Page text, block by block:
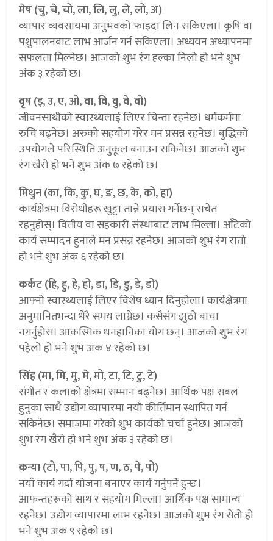
मेष (चु, चे, चो, ला, लि, लु, ले, लो, अ)
व्यापार व्यवसायमा अनुभवको फाइदा लिन सकिएला। कृषि वा
पशुपालनबाट लाभ आर्जन गर्न सकिएला। अध्ययन अध्यापनमा
सफलता मिल्नेछ। आजको शुभ रंग हल्का निलो हो भने शुभ
अंक ३ रहेको छ।
वृष (इ, उ, ए, ओ, वा, वि, वु, वे, वो)
जीवनसाथीको स्वास्थ्यलाई लिएर चिन्ता रहनेछ। धर्मकर्ममा
रुचि बढ्नेछ। अरुको सहयोग गरेर मन प्रसन्न रहनेछ। बुद्धिको
उपयोगले परिस्थिति अनुकूल बनाउन सकिनेछ। आजको शुभ
रंग खैरो हो भने शुभ अंक ७ रहेको छ।
मिथुन (का, कि, कु, घ, ङ, छ, के, को, हा)
कार्यक्षेत्रमा विरोधीहरू खुट्टा तान्ने प्रयास गर्नेछन् सचेत
रहनुहोस्। वित्तीय वा सहकारी संस्थाबाट लाभ मिल्ला। आँटेको
कार्य सम्पादन हुनाले मन प्रसन्न रहनेछ। आजको शुभ रंग रातो
हो भने शुभ अंक ६ रहेको छ।
कर्कट (हि, हु, हे, हो, डा, डि, डु, डे, डो)
आफ्नो स्वास्थ्यलाई लिएर विशेष ध्यान दिनुहोला। कार्यक्षेत्रमा
अनुमानितभन्दा धेरै समय लाग्नेछ। कसैसंग झुठो बाचा
नगर्नुहोस। आकस्मिक धनहानिका योग छन्। आजको शुभ रंग
पहेलो हो भने शुभ अंक ४ रहेको छ।
सिंह (मा, मि, मु, मे, मो, टा, टि, टु, टे)
संगीत र कलाको क्षेत्रमा सम्मान बढ्नेछ। आर्थिक पक्ष सबल
हुनुका साथै उद्योग व्यापारमा नयाँ कीर्तिमान स्थापित गर्न
सकिनेछ। समाजमा गरेको शुभ कार्यको चर्चा हुनेछ। आजको
शुभ रंग खैरो हो भने शुभ अंक ३ रहेको छ।
कन्या (टो, पा, पि, पु, ष, ण, ठ, पे, पो)
नयाँ कार्य गर्दा योजना बनाएर कार्य गर्नुपर्ने हुन्छ।
आफन्तहरूको साथ र सहयोग मिल्ला। आर्थिक पक्ष सामान्य
रहनेछ। उद्योग व्यापारमा लाभ रहनेछ। आजको शुभ रंग सेतो हो
भने शुभ अंक ९ रहेको छ।